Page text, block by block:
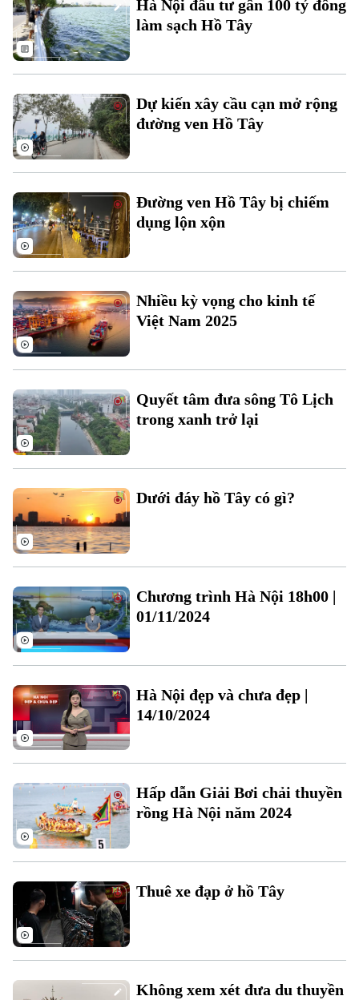
Theo dõi Hà Nội On
Đất đai
Kinh nghiệm
Xe máy
Thị trường
Tuyển sinh
Hướng nghiệp
Tin tức
Di tích
Sức khỏe
Y tế
Dinh dưỡng
Tư vấn sức khỏe
Bóng đá
Quần vợt
Golf
Giải trí
Sao
Điện ảnh
Âm nhạc
Đã phát sóng
Liên hệ đường dây nóng (bấm để gọi)
Tòa soạn
0865.116.699 (hotline)
Tòa soạn
0865.116.699
Hà Nội đầu tư gần 100 tỷ đồng
làm sạch Hồ Tây
Dự kiến xây cầu cạn mở rộng
đường ven Hồ Tây
Đường ven Hồ Tây bị chiếm
dụng lộn xộn
Nhiều kỳ vọng cho kinh tế
Việt Nam 2025
Quyết tâm đưa sông Tô Lịch
trong xanh trở lại
Dưới đáy hồ Tây có gì?
Chương trình Hà Nội 18h00 |
01/11/2024
Hà Nội đẹp và chưa đẹp |
14/10/2024
Hấp dẫn Giải Bơi chải thuyền
rồng Hà Nội năm 2024
Thuê xe đạp ở hồ Tây
Không xem xét đưa du thuyền